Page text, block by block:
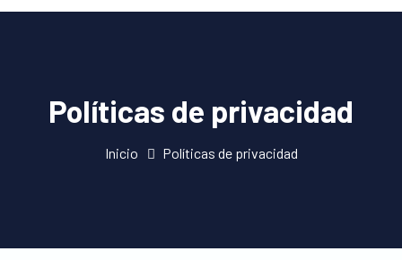
Políticas de privacidad
Inicio Políticas de privacidad